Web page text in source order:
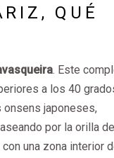
QUÉ
. Este
a los 40
onsens japoneses,
por la orilla
una zona interior